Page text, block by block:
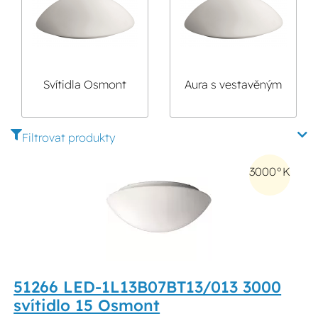
Svítidla Osmont
stmívatelná
Aura s vestavěným
senzorem
Filtrovat produkty
3000°K
51266 LED-1L13B07BT13/013 3000
svítidlo 15 Osmont